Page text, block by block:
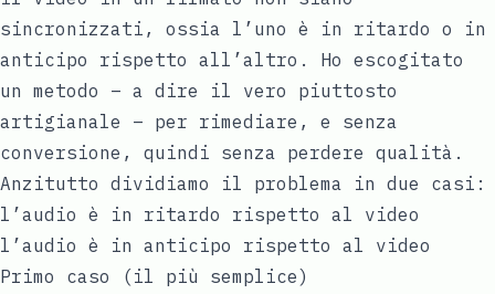
sincronizzati, ossia l’uno è in ritardo o in
anticipo rispetto all’altro. Ho escogitato
un metodo – a dire il vero piuttosto
artigianale – per rimediare, e senza
conversione, quindi senza perdere qualità.
Anzitutto dividiamo il problema in due casi:
l’audio è in ritardo rispetto al video
l’audio è in anticipo rispetto al video
Primo caso (il più semplice)